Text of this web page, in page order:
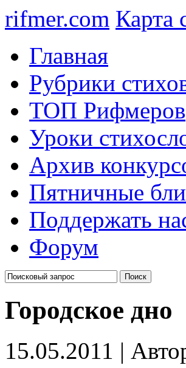
rifmer.com Карта
Главная
Рубрики
ТОП Рифмеров
Уроки
Архив
Пятничные
Поддержать
Форум
Городское дно
15.05.2011 |